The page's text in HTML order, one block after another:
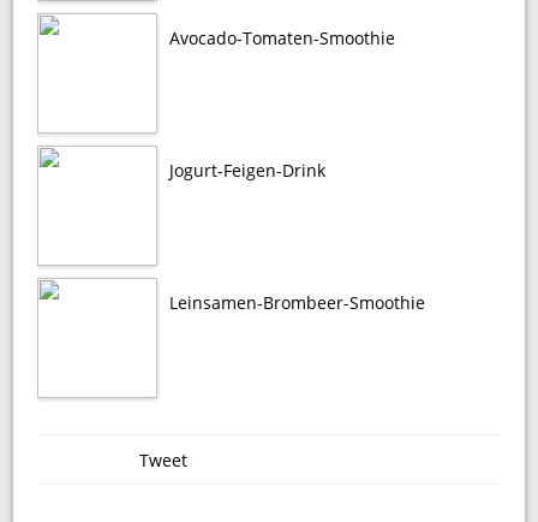
Avocado-Tomaten-Smoothie
Jogurt-Feigen-Drink
Leinsamen-Brombeer-Smoothie
Tweet